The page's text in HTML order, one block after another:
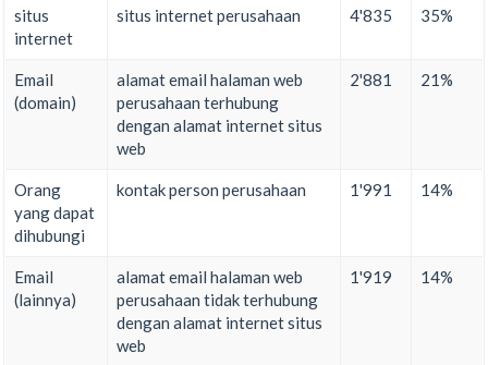
situs
internet
situs internet perusahaan 4'835 35%
Email
(domain)
alamat email halaman web
perusahaan terhubung
dengan alamat internet situs
web
2'881 21%
Orang
yang dapat
dihubungi
kontak person perusahaan 1'991 14%
Email
(lainnya)
alamat email halaman web
perusahaan tidak terhubung
dengan alamat internet situs
web
1'919 14%